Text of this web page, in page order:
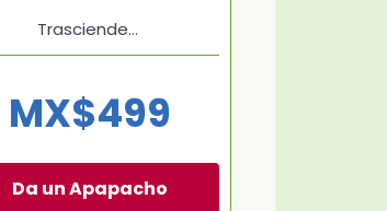
Trasciende…
MX$499
Da un Apapacho